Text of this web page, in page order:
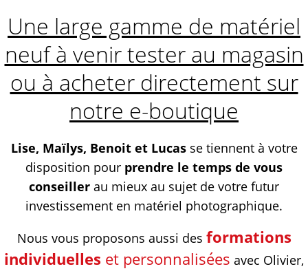
Une large gamme de matériel
neuf à venir tester au magasin
ou à acheter directement sur
notre e-boutique
Lise, Maïlys, Benoit et Lucasse tiennent à votre
disposition pour prendre le temps de vous
conseiller au mieux au sujet de votre futur
investissement en matériel photographique.
Nous vous proposons aussi des formations
individuelles et personnalisées avec Olivier,